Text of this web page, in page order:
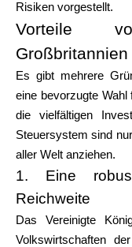
Risiken vorgestellt.
Vorteile
Großbritannien
Es gibt mehrere
eine bevorzugte
die vielfältigen
Steuersystem sind
aller Welt anziehen.
1. Eine
Reichweite
Das Vereinigte
Volkswirtschaften